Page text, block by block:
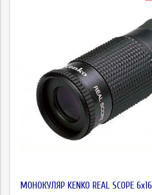
МОНОКУЛЯР KENKO REAL SCOPE 6x16